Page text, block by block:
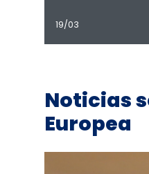
19/03
Noticias
Europea